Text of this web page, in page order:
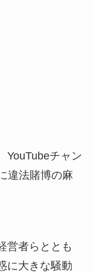
YouTubeチャン
違法賭博の麻
営者らととも
に大きな騒動